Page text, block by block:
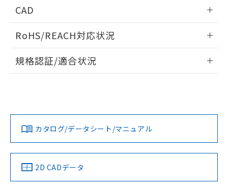
タイムチャート
A: 80mm以上、B: 60mm以上
検出物体の大きさと材質による影響
CAD
ドすることができます。
ログイン/会員登録
ダウンロードデータをご利用いただく前に、以下を必ずお読
みください。
ソフトウェアの使用条件
RoHS/REACH対応状況
EU RoHS 注意事項・凡例
対応済み
中国 RoHS 注意事項・凡例
規格認証/適合状況
LR型式承認
（イギリス
船舶規格）
DNV型式承認
（ノルウェー
BV型式承認
（フランス
KR型式
（韓国
No No No No
カタログ/データシート/マニュアル
2D CADデータ
す。